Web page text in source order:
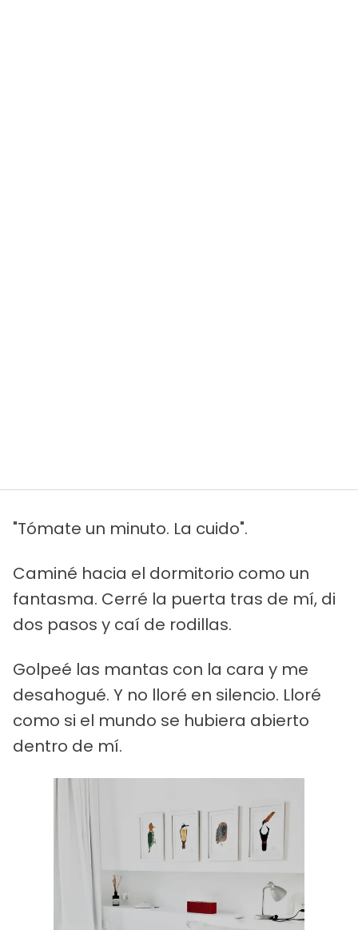
"Tómate un minuto. La cuido".
Caminé hacia el dormitorio como un
fantasma. Cerré la puerta tras de mí, di
dos pasos y caí de rodillas.
Golpeé las mantas con la cara y me
desahogué. Y no lloré en silencio. Lloré
como si el mundo se hubiera abierto
dentro de mí.